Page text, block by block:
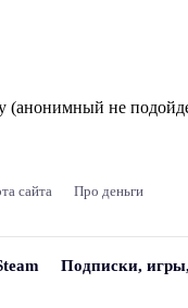
(анонимный не
сайта Про деньги
Подписки,